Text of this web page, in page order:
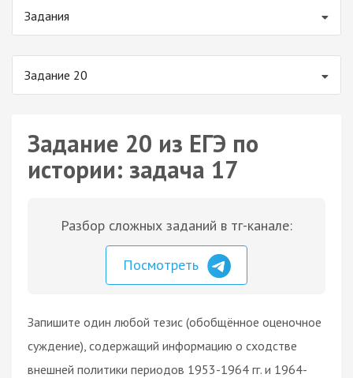
Задания
Задание 20
Задание 20 из ЕГЭ по
истории: задача 17
Разбор сложных заданий в тг-канале:
Посмотреть
Запишите один любой тезис (обобщённое оценочное
суждение), содержащий информацию о сходстве
внешней политики периодов 1953-1964 гг. и 1964-